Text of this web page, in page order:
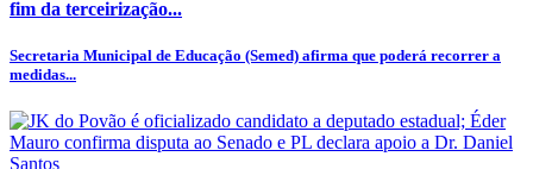
fim da terceirização...
Secretaria Municipal de Educação (Semed) afirma que poderá recorrer a
medidas...